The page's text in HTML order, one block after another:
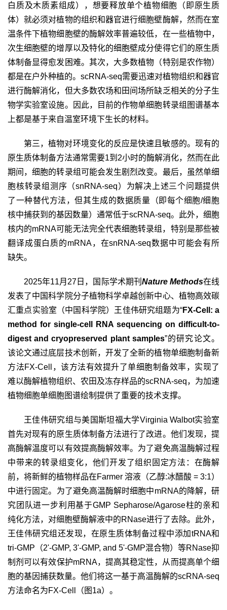
白质及木质素组成），想要释放单个植物细胞（即原生质
体）就必须对植物的组织和器官进行细胞壁酶解，然而在室
温条件下植物细胞壁的酶解效率普遍较低，在一些植物中，
次生细胞壁的增厚以及特化的细胞壁成分使得它们的原生质
体制备显得愈发困难。其次，大多数植物（特别是农作物）
都是在户外种植的。 scRNA-seq需要迅速对植物组织和器官
进行酶解消化，但大多数农场和田间场所缺乏相关的分子生
物学实验室设施。因此，目前的作物单细胞转录组图谱基本
上都是基于来自温室环境下生长的材料。
第三，植物对环境变化的反应是快速且敏感的。现有的
原生质体制备方法通常需要1到 2小时的酶解消化，然而在此
期间，细胞的转录组可能会发生剧烈改变。最后，虽然单细
胞核转录组测序（snRNA-seq）为解决上述三个问题提供
了一种替代方法，但其生成的数据质量（即每个细胞/细胞
核中捕获到的基因数量）通常低于scRNA-seq。此外，细胞
核内的mRNA可能无法完全代表细胞转录组，特别是那些被
翻译成蛋白质的mRNA，在snRNA-seq数据中可能会有所
缺失。
2025年11月 27 日，国际学术期刊 Nature Methods在线
发表了中国科学院分子植物科学卓越创新中心、植物高效碳
汇重点实验室（中国科学院）王佳伟研究组题为“FX-Cell: a
method for single-cell RNA sequencing on difficult-to-
digest and cryopreserved plant samples”的研究论文。
该论文通过底层技术创新，开发了全新的植物单细胞制备新
方法FX-Cell
，该方法有效提升了单细胞制备效率，实现了
难以酶解植物组织、农田及冻存样品的scRNA-seq，为加速
植物细胞单细胞图谱绘制提供了重要的技术支撑。
王佳伟研究组与美国斯坦福大学Virginia Walbot实验室
首先对现有的原生质体制备方法进行了改进。他们发现，提
高酶解温度可以有效提高酶解效率。为了避免高温酶解过程
中带来的转录组变化，他们开发了组织固定方法：在酶解
前，将新鲜的植物样品在Farmer 溶液（乙醇:冰醋酸 = 3:1）
中进行固定。为了避免高温酶解时细胞中mRNA的降解，研
究团队进一步利用基于GMP Sepharose/Agarose柱的亲和
纯化方法，对细胞壁酶解液中的RNase进行了去除。此外，
王佳伟研究组还发现，在原生质体制备过程中添加tRNA和
tri-GMP （2'-GMP, 3'-GMP, and 5'-GMP混合物）等RNase抑
制剂可以有效保护mRNA，提高其稳定性，从而提高单个细
胞的基因捕获数量。他们将这一基于高温酶解的scRNA-seq
方法命名为FX-Cell （图 1a）。